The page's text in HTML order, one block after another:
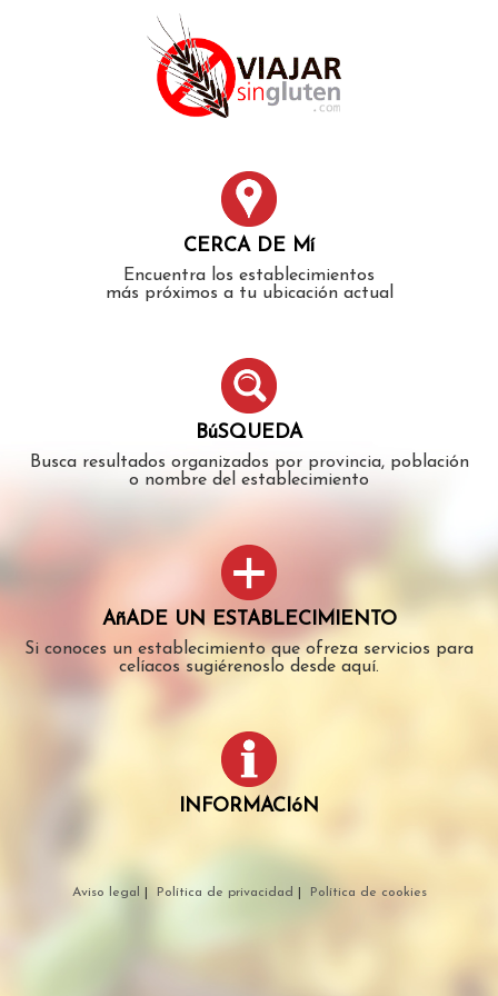
CERCA DE Mí
Encuentra los establecimientos
más próximos a tu ubicación actual
BúSQUEDA
Busca resultados organizados por provincia, población
o nombre del establecimiento
AñADE UN ESTABLECIMIENTO
Si conoces un establecimiento que ofreza servicios para
celíacos sugiérenoslo desde aquí.
INFORMACIóN
Aviso legal Política de privacidad Política de cookies
authorized to show the cookie declaration for domain group
ID 546ddaab-b478-4440-aa8a-3b0205284212. Please add it to
the domain group in the Cookiebot Manager to authorize